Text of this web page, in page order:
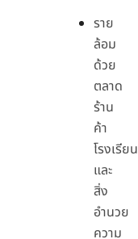
ราย
ล้อม
ด้วย
ตลาด
ร้าน
ค้า
โรงเรียน
และ
สิ่ง
อำนวย
ความ